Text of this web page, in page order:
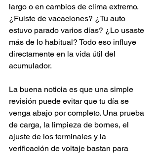
largo o en cambios de clima extremo.
¿Fuiste de vacaciones? ¿Tu auto
estuvo parado varios días? ¿Lo usaste
más de lo habitual? Todo eso influye
directamente en la vida útil del
acumulador.
La buena noticia es que una simple
revisión puede evitar que tu día se
venga abajo por completo. Una prueba
de carga, la limpieza de bornes, el
ajuste de los terminales y la
verificación de voltaje bastan para